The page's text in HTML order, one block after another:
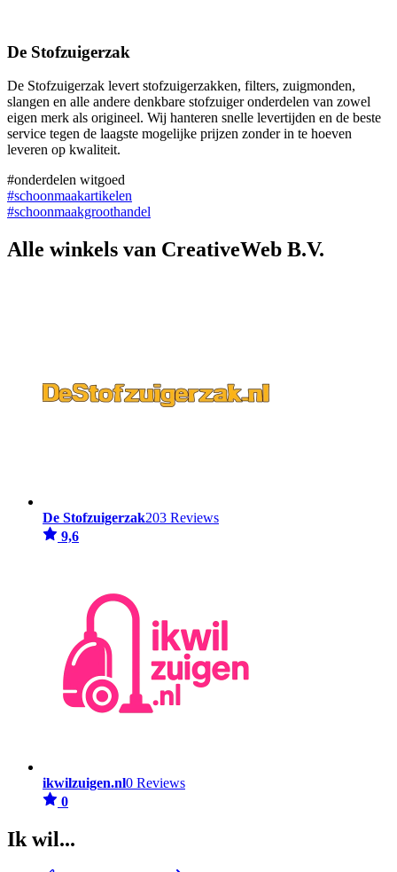
De Stofzuigerzak
De Stofzuigerzak levert stofzuigerzakken, filters, zuigmonden,
slangen en alle andere denkbare stofzuiger onderdelen van zowel
eigen merk als origineel. Wij hanteren snelle levertijden en de beste
service tegen de laagste mogelijke prijzen zonder in te hoeven
leveren op kwaliteit.
#onderdelen witgoed
#schoonmaakartikelen
#schoonmaakgroothandel
Alle winkels van CreativeWeb B.V.
De Stofzuigerzak203 Reviews
9,6
ikwilzuigen.nl0 Reviews
0
Ik wil...